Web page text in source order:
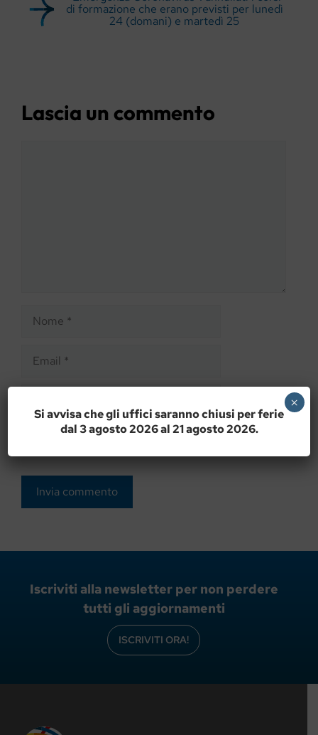
di formazione che erano previsti per lunedì
24 (domani) e martedì 25
Lascia un commento
web
Salva il mio nome, email e sito web in questo
Iscriviti alla newsletter per non perdere
tutti gli aggiornamenti
ISCRIVITI ORA!
Si avvisa che gli uffici saranno chiusi per ferie
dal 3 agosto 2026 al 21 agosto 2026.
×